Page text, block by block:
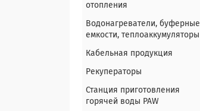
отопления
Водонагреватели, буферные
емкости, теплоаккумуляторы
Кабельная продукция
Рекуператоры
Станция приготовления
горячей воды PAW